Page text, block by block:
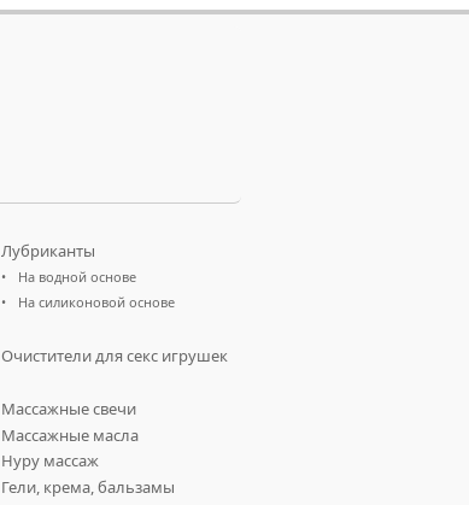
Лубриканты
На водной основе
На силиконовой основе
Очистители для секс игрушек
Массажные свечи
Массажные масла
Нуру массаж
Гели, крема, бальзамы